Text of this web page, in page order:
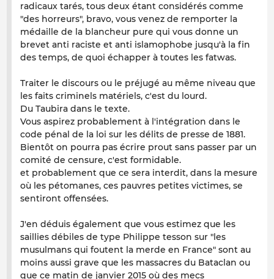
radicaux tarés, tous deux étant considérés comme
"des horreurs", bravo, vous venez de remporter la
médaille de la blancheur pure qui vous donne un
brevet anti raciste et anti islamophobe jusqu'à la fin
des temps, de quoi échapper à toutes les fatwas.
Traiter le discours ou le préjugé au même niveau que
les faits criminels matériels, c'est du lourd.
Du Taubira dans le texte.
Vous aspirez probablement à l'intégration dans le
code pénal de la loi sur les délits de presse de 1881.
Bientôt on pourra pas écrire prout sans passer par un
comité de censure, c'est formidable.
et probablement que ce sera interdit, dans la mesure
où les pétomanes, ces pauvres petites victimes, se
sentiront offensées.
J'en déduis également que vous estimez que les
saillies débiles de type Philippe tesson sur "les
musulmans qui foutent la merde en France" sont au
moins aussi grave que les massacres du Bataclan ou
que ce matin de janvier 2015 où des mecs